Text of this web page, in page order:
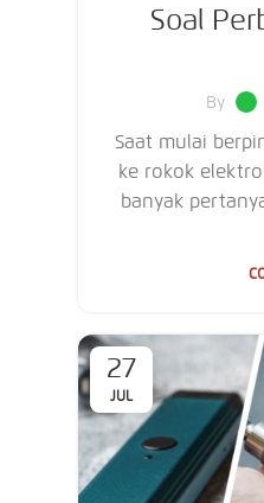
Soal
By
Saat mulai
ke rokok
banyak
27
JUL